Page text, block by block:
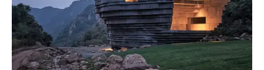
organizador pode enfeitar e dar vida a
diversos cantinhos da casa. Por isso, vamos
mostrar, passo a passo,como fazer um porta-
trecocom latas de metal. O resultado é